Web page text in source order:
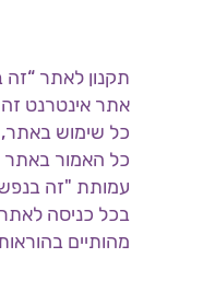
תקנון לאתר “זה
אתר אינטרנט זה הינו
כל שימוש באתר,
כל האמור באתר
עמותת "זה
בכל כניסה
מהותיים